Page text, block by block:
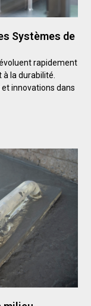
Systèmes de
rapidement
la durabilité.
innovations dans